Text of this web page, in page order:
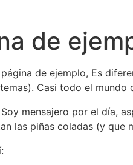
de
página de ejemplo, Es
Casi todo el mundo
Soy mensajero por el día,
las piñas coladas (y que